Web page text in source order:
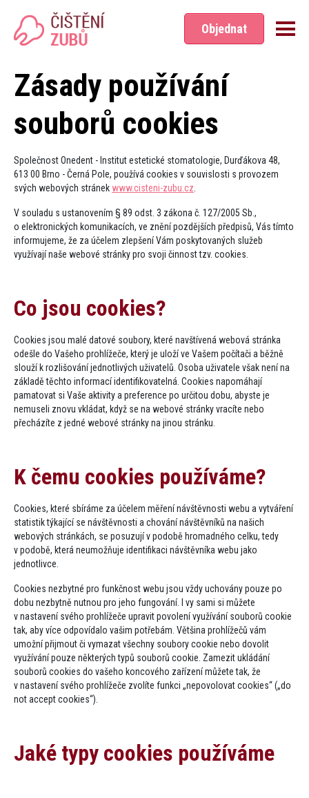
Objednat
Zásady používání
souborů cookies
Společnost Onedent - Institut estetické stomatologie, Durďákova 48,
613 00 Brno - Černá Pole, používá cookies v souvislosti s provozem
svých webových stránek www.cisteni-zubu.​cz
V souladu s ustanovením § 89 odst. 3 zákona č. 127/2005 Sb.,
o elektronických komunikacích, ve znění pozdějších předpisů, Vás tímto
informujeme, že za účelem zlepšení Vám poskytovaných služeb
využívají naše webové stránky pro svoji činnost tzv. cookies.
Co jsou cookies​?
Cookies jsou malé datové soubory, které navštívená webová stránka
odešle do Vašeho prohlížeče, který je uloží ve Vašem počítači a běžně
slouží k rozlišování jednotlivých uživatelů. Osoba uživatele však není na
základě těchto informací identifikovatelná. Cookies napomáhají
pamatovat si Vaše aktivity a preference po určitou dobu, abyste je
nemuseli znovu vkládat, když se na webové stránky vracíte nebo
přecházíte z jedné webové stránky na jinou stránku.
K čemu cookies používáme​?
Cookies, které sbíráme za účelem měření návštěvnosti webu a vytváření
statistik týkající se návštěvnosti a chování návštěvníků na našich
webových stránkách, se posuzují v podobě hromadného celku, tedy
v podobě, která neumožňuje identifikaci návštěvníka webu jako
jednotlivce.
Cookies nezbytné pro funkčnost webu jsou vždy uchovány pouze po
dobu nezbytně nutnou pro jeho fungování. I vy sami si můžete
v nastavení svého prohlížeče upravit povolení využívání souborů cookie
tak, aby více odpovídalo vašim potřebám. Většina prohlížečů vám
umožní přijmout či vymazat všechny soubory cookie nebo dovolit
využívání pouze některých typů souborů cookie. Zamezit ukládání
souborů cookies do vašeho koncového zařízení můžete tak, že
v nastavení svého prohlížeče zvolíte funkci „nepovolovat cookies“ („do
not accept cookies“).
Jaké typy cookies používáme